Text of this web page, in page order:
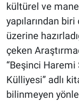
kültürel ve
yapılarından
üzerine
çeken
“Beşinci
Külliyesi” adlı
bilinmeyen